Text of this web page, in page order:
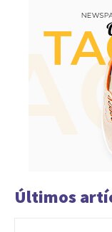
Últimos